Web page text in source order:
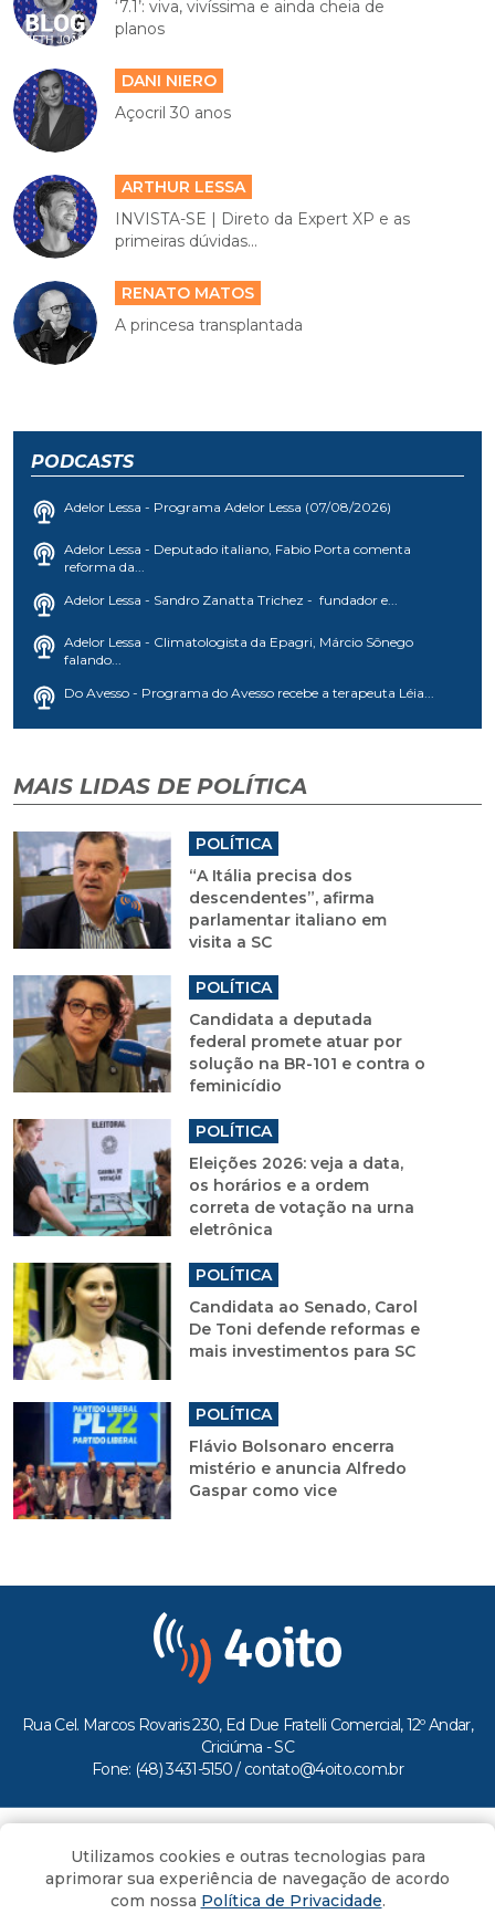
‘7.1’: viva, vivíssima e ainda cheia de
planos
DANI NIERO
Açocril 30 anos
ARTHUR LESSA
INVISTA-SE | Direto da Expert XP e as
primeiras dúvidas...
RENATO MATOS
A princesa transplantada
PODCASTS
Adelor Lessa - Programa Adelor Lessa (07/08/2026)
Adelor Lessa - Deputado italiano, Fabio Porta comenta
reforma da...
Adelor Lessa - Sandro Zanatta Trichez - fundador e...
Adelor Lessa - Climatologista da Epagri, Márcio Sônego
falando...
Do Avesso - Programa do Avesso recebe a terapeuta Léia...
MAIS LIDAS DE POLÍTICA
POLÍTICA
“A Itália precisa dos
descendentes”, afirma
parlamentar italiano em
visita a SC
POLÍTICA
Candidata a deputada
federal promete atuar por
solução na BR-101 e contra o
feminicídio
POLÍTICA
Eleições 2026: veja a data,
os horários e a ordem
correta de votação na urna
eletrônica
POLÍTICA
Candidata ao Senado, Carol
De Toni defende reformas e
mais investimentos para SC
POLÍTICA
Flávio Bolsonaro encerra
mistério e anuncia Alfredo
Gaspar como vice
Rua Cel. Marcos Rovaris 230, Ed Due Fratelli Comercial, 12º Andar,
Criciúma - SC
Fone: (48) 3431-5150 / contato@4oito.com.br
Todos os direitos reservados ao Portal 4oito
Utilizamos cookies e outras tecnologias para
aprimorar sua experiência de navegação de acordo
com nossa Política de Privacidade.